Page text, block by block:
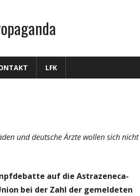
LFK
und deutsche Ärzte wollen sich nicht
auf die Astrazeneca-
bei der Zahl der gemeldeten